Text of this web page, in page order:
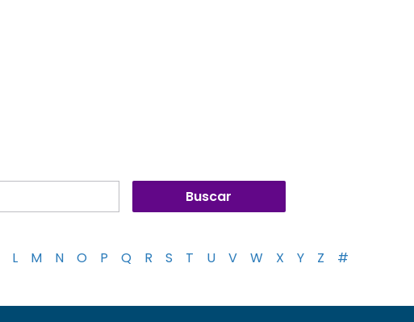
L M N O P Q R S T U V W X Y Z #